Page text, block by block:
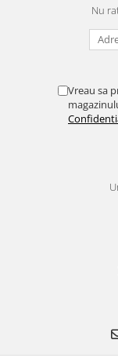
Pentru Casa si
Aragaze, plite,
Accesorii aragaze
Prelungitoare &
Nu
Vreau sa